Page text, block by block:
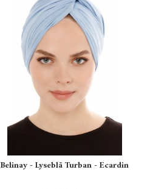
Belinay - Lyseblå Turban - Ecardin